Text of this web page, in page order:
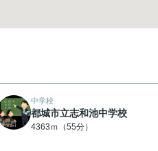
中学校
都城市立志和池中学校
4363ｍ（55分）